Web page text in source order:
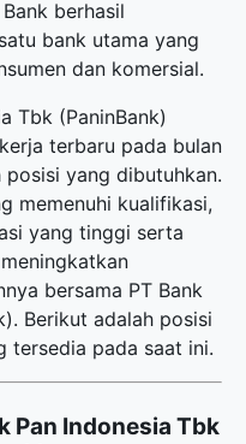
berhasil
bank utama yang
dan komersial.
Tbk (PaninBank)
terbaru pada bulan
yang dibutuhkan.
memenuhi kualifikasi,
yang tinggi serta
bersama PT Bank
Berikut adalah posisi
tersedia pada saat ini.
Pan Indonesia Tbk